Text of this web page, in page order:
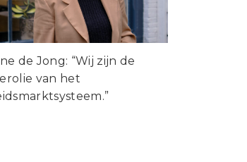
de Jong: “Wij zijn de
van het